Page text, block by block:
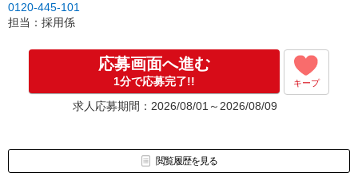
0120-445-101
担当：採用係
応募画面へ進む
1分で応募完了!! キープ
求人応募期間：2026/08/01～2026/08/09
閲覧履歴を見る